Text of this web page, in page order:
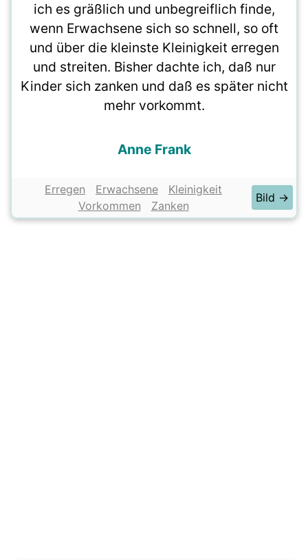
ich es gräßlich und unbegreiflich finde,
wenn Erwachsene sich so schnell, so oft
und über die kleinste Kleinigkeit erregen
und streiten. Bisher dachte ich, daß nur
Kinder sich zanken und daß es später nicht
mehr vorkommt.
Anne Frank
Erregen Erwachsene
Kleinigkeit
Vorkommen
Zanken
Bild →